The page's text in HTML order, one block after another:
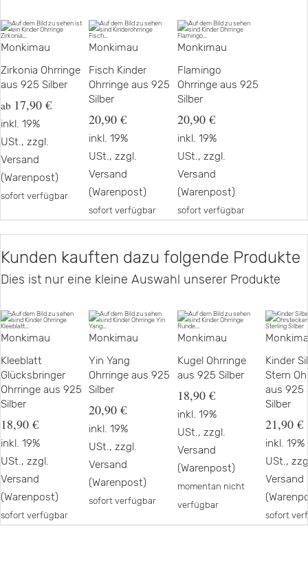
Monkimau
Zirkonia Ohrringe
aus 925 Silber
ab 17,90 €
inkl. 19%
USt., zzgl.
Versand
(Warenpost)
sofort verfügbar
Monkimau
Fisch Kinder
Ohrringe aus 925
Silber
20,90 €
inkl. 19%
USt., zzgl.
Versand
(Warenpost)
sofort verfügbar
Monkimau
Flamingo
Ohrringe aus 925
Silber
20,90 €
inkl. 19%
USt., zzgl.
Versand
(Warenpost)
sofort verfügbar
Kunden kauften dazu folgende Produkte
Dies ist nur eine kleine Auswahl unserer Produkte
Monkimau
Kleeblatt
Glücksbringer
Ohrringe aus 925
Silber
18,90 €
inkl. 19%
USt., zzgl.
Versand
(Warenpost)
sofort verfügbar
Monkimau
Yin Yang
Ohrringe aus 925
Silber
20,90 €
inkl. 19%
USt., zzgl.
Versand
(Warenpost)
sofort verfügbar
Monkimau
Kugel Ohrringe
aus 925 Silber
18,90 €
inkl. 19%
USt., zzgl.
Versand
(Warenpost)
momentan nicht
verfügbar
Kinder
Stern
aus 925
Silber
21,90 €
inkl. 19%
USt.,
Versand
sofort